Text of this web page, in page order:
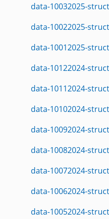
data-10032025-
data-10022025-
data-10012025-
data-10122024-
data-10112024-
data-10102024-
data-10092024-
data-10082024-
data-10072024-
data-10062024-
data-10052024-